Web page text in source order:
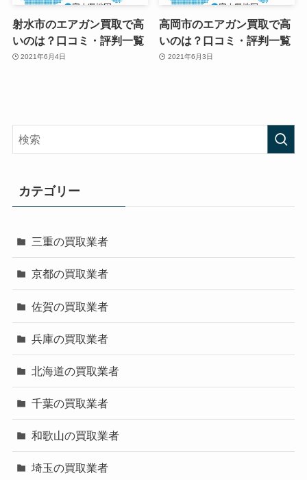
射水市のエアガン買取で高
いのは？口コミ・評判一覧
2021年6月4日
高岡市のエアガン買取で高
いのは？口コミ・評判一覧
2021年6月3日
カテゴリー
三重の買取業者
京都の買取業者
佐賀の買取業者
兵庫の買取業者
北海道の買取業者
千葉の買取業者
和歌山の買取業者
埼玉の買取業者